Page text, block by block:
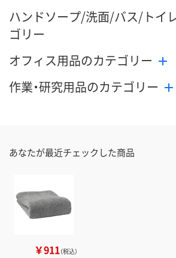
ハンドソープ/洗面/バス/トイ
ゴリー
オフィス用品のカテゴリー
作業・研究用品のカテゴリー
あなたが最近チェックした商品
￥911（税込）